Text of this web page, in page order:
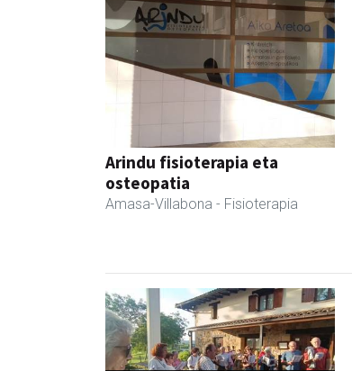
Arindu fisioterapia eta
osteopatia
Amasa-Villabona - Fisioterapia